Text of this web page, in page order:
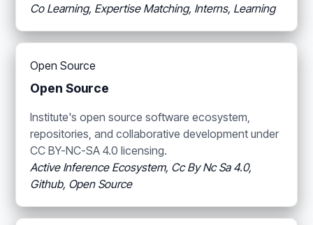
Co Learning, Expertise Matching, Interns, Learning
Open Source
Open Source
Institute's open source software ecosystem,
repositories, and collaborative development under
CC BY-NC-SA 4.0 licensing.
Active Inference Ecosystem, Cc By Nc Sa 4.0,
Github, Open Source